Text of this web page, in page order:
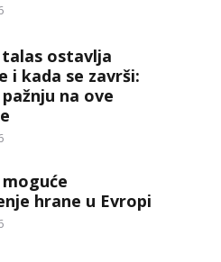
ostavlja
i kada se završi:
na ove
hrane u Evropi